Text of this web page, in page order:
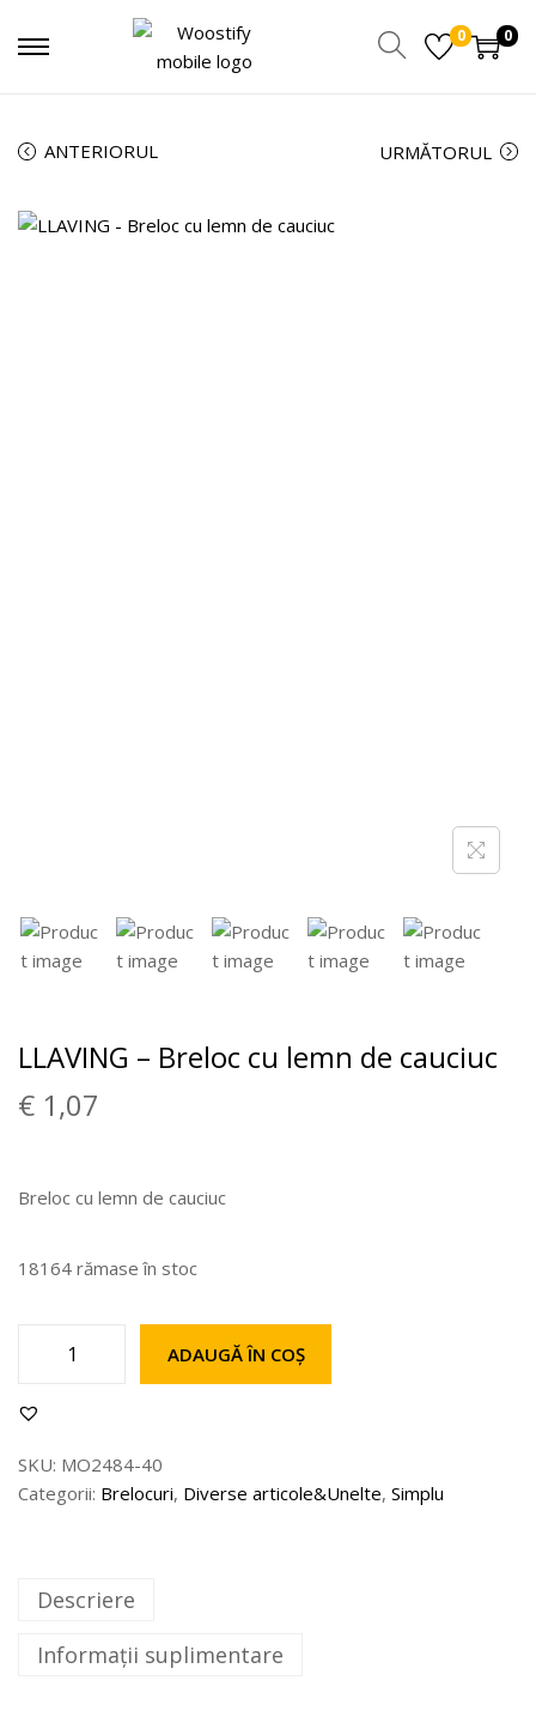
0 0
ANTERIORUL URMĂTORUL
LLAVING – Breloc cu lemn de cauciuc
€ 1,07
Breloc cu lemn de cauciuc
18164 rămase în stoc
ADAUGĂ ÎN COȘ
SKU: MO2484-40
Categorii: Brelocuri, Diverse articole&Unelte, Simplu
Descriere
Informații suplimentare